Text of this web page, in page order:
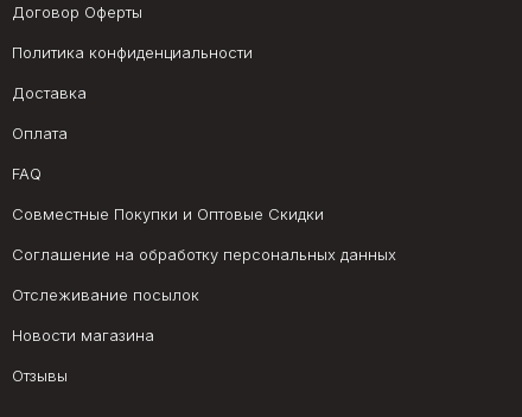
Договор Оферты
Политика конфиденциальности
Доставка
Оплата
FAQ
Совместные Покупки и Оптовые Скидки
Соглашение на обработку персональных данных
Отслеживание посылок
Новости магазина
Отзывы